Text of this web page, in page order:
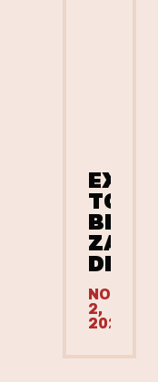
BEST
2,
2025